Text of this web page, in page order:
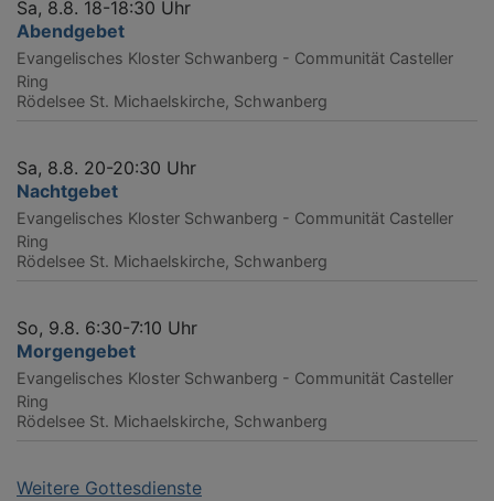
Sa, 8.8. 18-18:30 Uhr
Abendgebet
Evangelisches Kloster Schwanberg - Communität Casteller
Ring
Rödelsee St. Michaelskirche, Schwanberg
Sa, 8.8. 20-20:30 Uhr
Nachtgebet
Evangelisches Kloster Schwanberg - Communität Casteller
Ring
Rödelsee St. Michaelskirche, Schwanberg
So, 9.8. 6:30-7:10 Uhr
Morgengebet
Evangelisches Kloster Schwanberg - Communität Casteller
Ring
Rödelsee St. Michaelskirche, Schwanberg
Weitere Gottesdienste